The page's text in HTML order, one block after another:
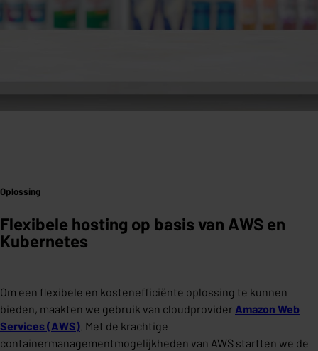
Oplossing
Flexibele hosting op basis van AWS en
Kubernetes
Om een flexibele en kostenefficiënte oplossing te kunnen
bieden, maakten we gebruik van cloudprovider Amazon Web
Services (AWS) . Met de krachtige
containermanagementmogelijkheden van AWS startten we de